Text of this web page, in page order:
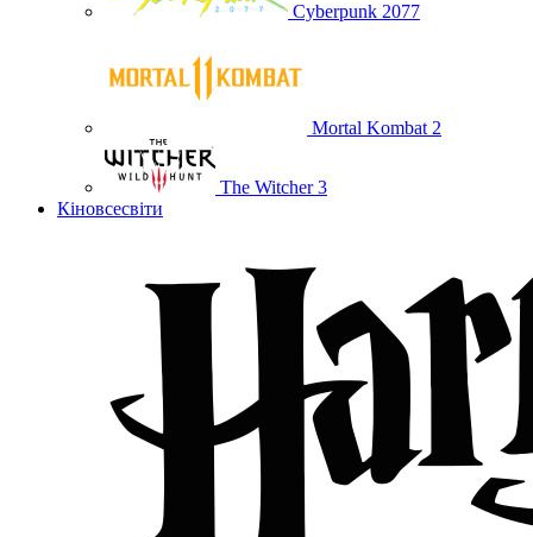
Cyberpunk 2077
Mortal Kombat 2
The Witcher 3
Кіновсесвіти